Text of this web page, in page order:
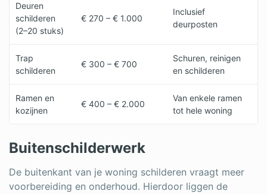
Deuren
schilderen
(2–20 stuks)
€ 270 – € 1.000
Inclusief
deurposten
Trap
schilderen
€ 300 – € 700
Schuren, reinigen
en schilderen
Ramen en
kozijnen
€ 400 – € 2.000
Van enkele ramen
tot hele woning
Buitenschilderwerk
De buitenkant van je woning schilderen vraagt meer
voorbereiding en onderhoud. Hierdoor liggen de